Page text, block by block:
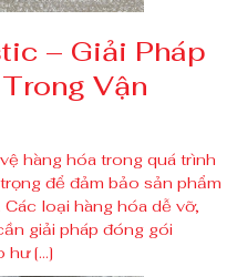
– Giải Pháp
Vận
hàng hóa trong quá trình
để đảm bảo sản phẩm
loại hàng hóa dễ vỡ,
giải pháp đóng gói
hư […]